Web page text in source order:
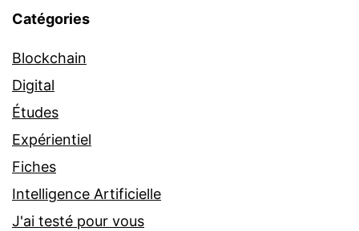
Catégories
Blockchain
Digital
Études
Expérientiel
Fiches
Intelligence Artificielle
J'ai testé pour vous